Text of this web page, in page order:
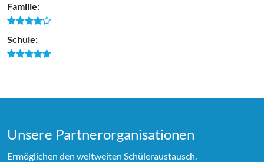
Familie:
Schule:
Unsere Partner­organi­sationen
Ermöglichen den weltweiten Schüleraustausch.